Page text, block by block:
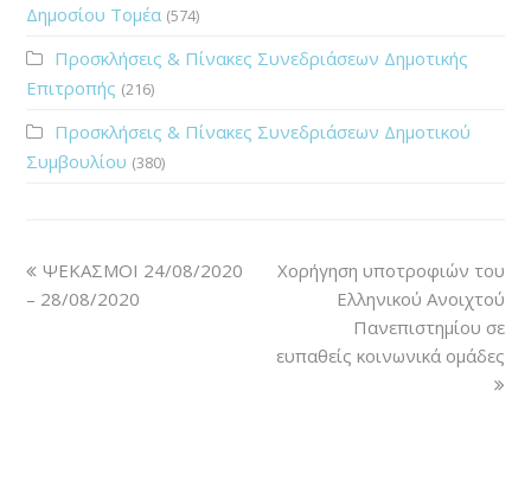
Δημοσίου Τομέα (574)
Προσκλήσεις & Πίνακες Συνεδριάσεων Δημοτικής
Επιτροπής (216)
Προσκλήσεις & Πίνακες Συνεδριάσεων Δημοτικού
Συμβουλίου (380)
ΨΕΚΑΣΜΟΙ 24/08/2020
– 28/08/2020
Χορήγηση υποτροφιών του
Ελληνικού Ανοιχτού
Πανεπιστημίου σε
ευπαθείς κοινωνικά ομάδες